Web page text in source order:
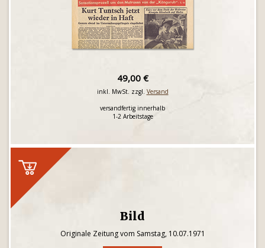
49,00 €
inkl. MwSt. zzgl. Versand
versandfertig innerhalb
1-2 Arbeitstage
Bild
Originale Zeitung vom Samstag, 10.07.1971